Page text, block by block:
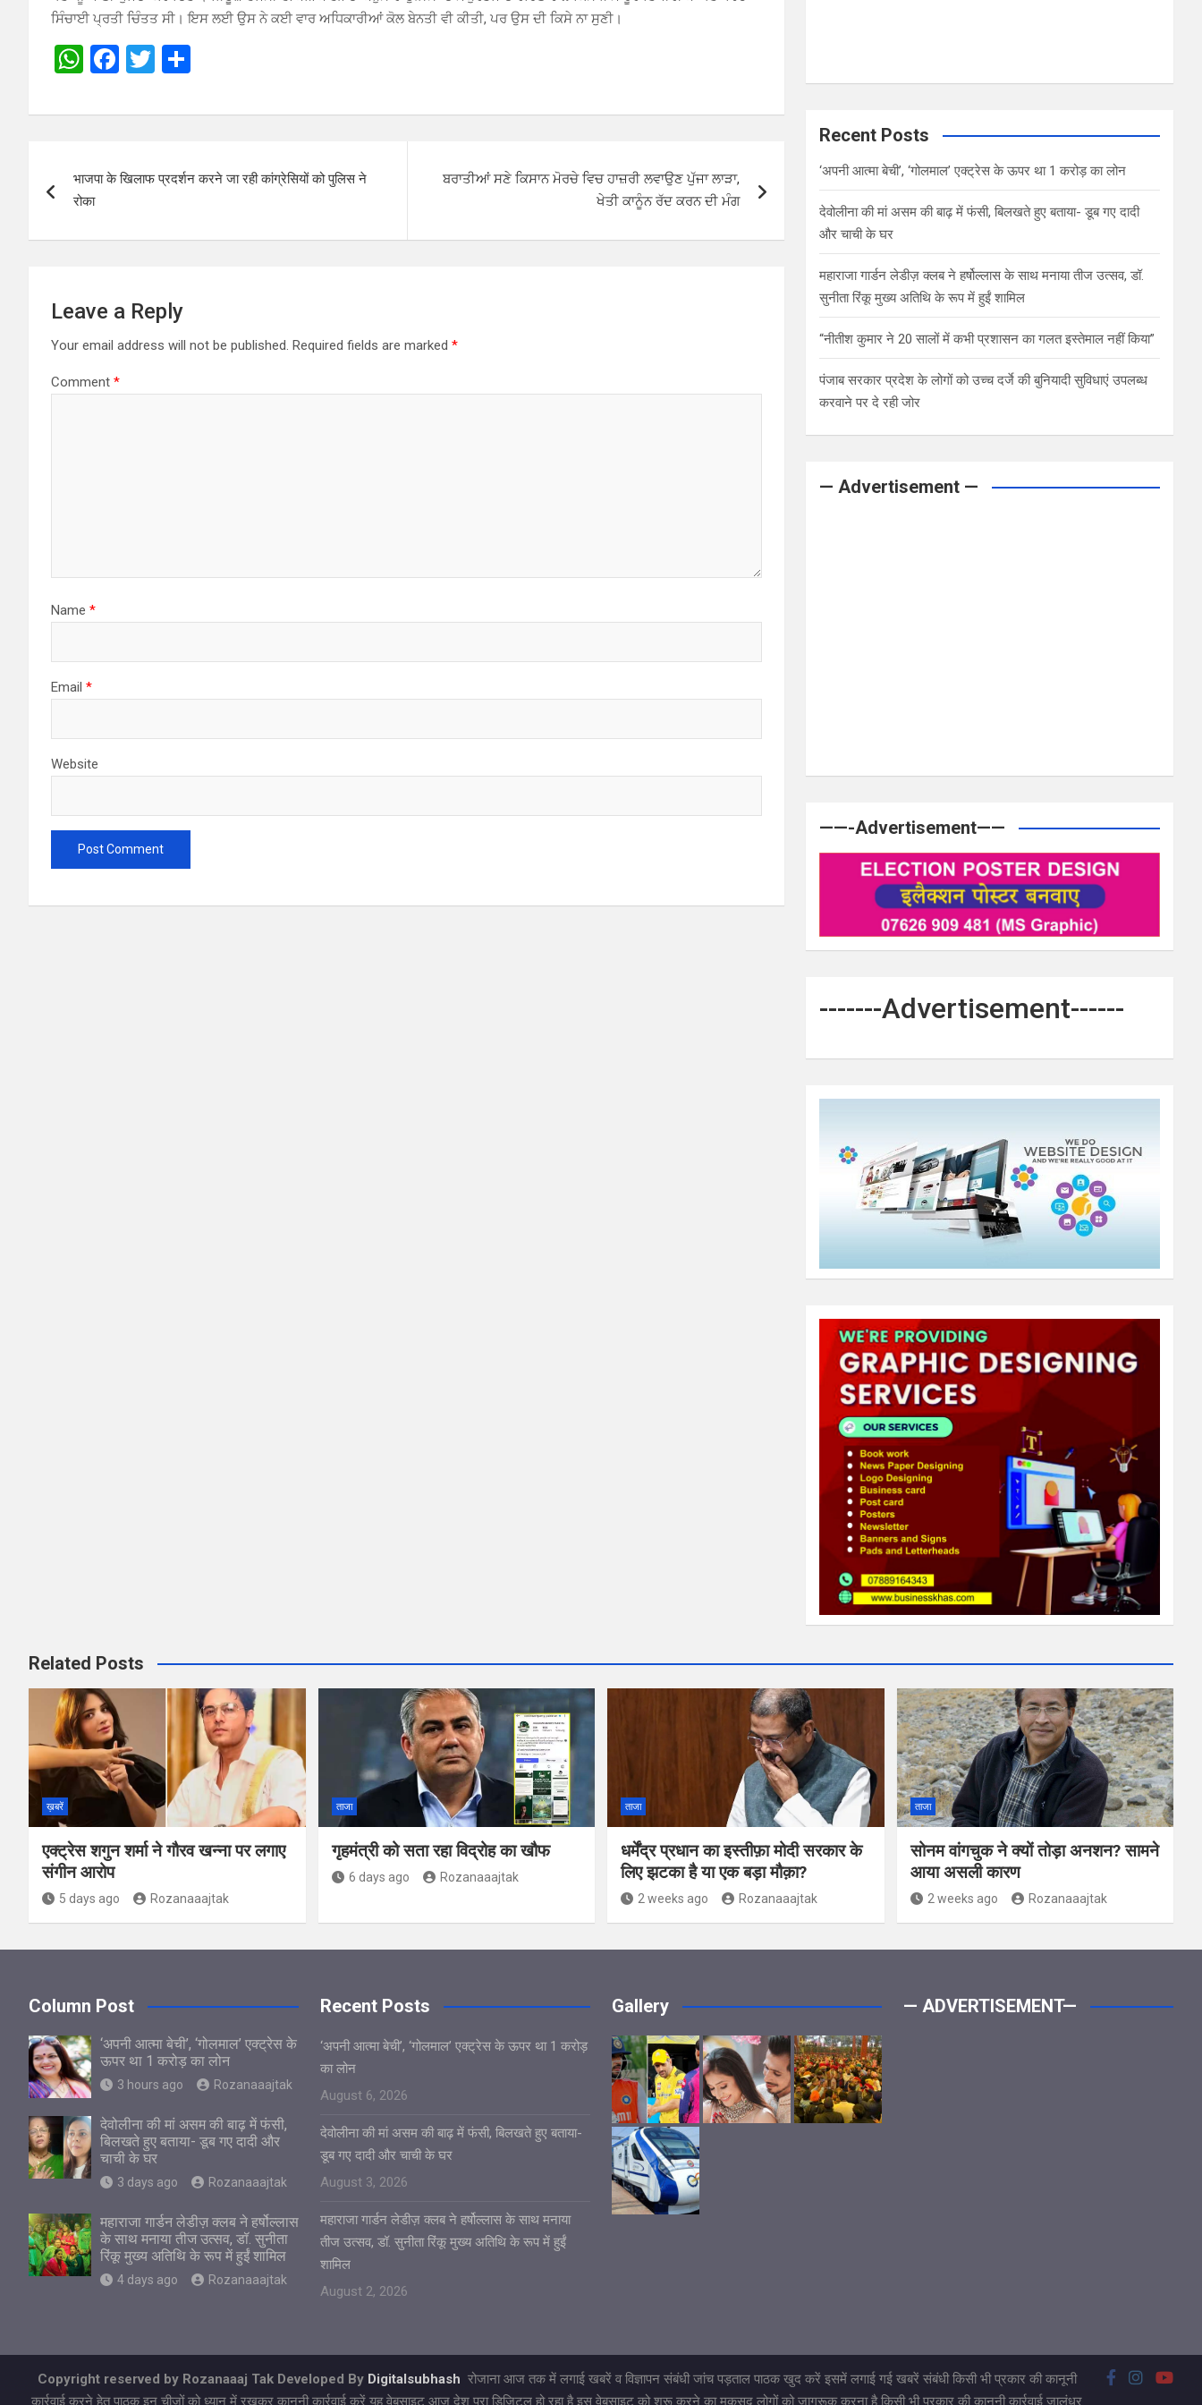
ਸਿੰਚਾਈ ਪ੍ਰਤੀ ਚਿੰਤਤ ਸੀ। ਇਸ ਲਈ ਉਸ ਨੇ ਕਈ ਵਾਰ ਅਧਿਕਾਰੀਆਂ ਕੋਲ ਬੇਨਤੀ ਵੀ ਕੀਤੀ, ਪਰ ਉਸ ਦੀ ਕਿਸੇ ਨਾ ਸੁਣੀ।
W
at
A
p
p
F
ce
o
k
T
tt ar
navigation
भाजपा के खिलाफ प्रदर्शन करने जा रही कांग्रेसियों को पुलिस ने
रोका
ਬਰਾਤੀਆਂ ਸਣੇ ਕਿਸਾਨ ਮੋਰਚੇ ਵਿਚ ਹਾਜ਼ਰੀ ਲਵਾਉਣ ਪੁੱਜਾ ਲਾੜਾ,
ਖੇਤੀ ਕਾਨੂੰਨ ਰੱਦ ਕਰਨ ਦੀ ਮੰਗ
Leave a Reply
Your email address will not be published. Required fields are marked *
Comment *
Name *
Email *
Website
Recent Posts
‘अपनी आत्मा बेची’, ‘गोलमाल’ एक्ट्रेस के ऊपर था 1 करोड़ का लोन
देवोलीना की मां असम की बाढ़ में फंसी, बिलखते हुए बताया- डूब गए दादी
और चाची के घर
महाराजा गार्डन लेडीज़ क्लब ने हर्षोल्लास के साथ मनाया तीज उत्सव, डॉ.
सुनीता रिंकू मुख्य अतिथि के रूप में हुईं शामिल
“नीतीश कुमार ने 20 सालों में कभी प्रशासन का गलत इस्तेमाल नहीं किया”
पंजाब सरकार प्रदेश के लोगों को उच्च दर्जे की बुनियादी सुविधाएं उपलब्ध
करवाने पर दे रही जोर
— Advertisement —
——-Advertisement——
-------Advertisement------
Related Posts
ख़बरें
एक्ट्रेस शगुन शर्मा ने गौरव खन्ना पर लगाए
संगीन आरोप
5 days ago Rozanaaajtak
ताजा
गृहमंत्री को सता रहा विद्रोह का खौफ
6 days ago Rozanaaajtak
ताजा
धर्मेंद्र प्रधान का इस्तीफ़ा मोदी सरकार के
लिए झटका है या एक बड़ा मौक़ा?
2 weeks ago Rozanaaajtak
ताजा
सोनम वांगचुक ने क्यों तोड़ा अनशन? सामने
आया असली कारण
2 weeks ago Rozanaaajtak
Column Post
‘अपनी आत्मा बेची’, ‘गोलमाल’ एक्ट्रेस के
ऊपर था 1 करोड़ का लोन
3 hours ago Rozanaaajtak
देवोलीना की मां असम की बाढ़ में फंसी,
बिलखते हुए बताया- डूब गए दादी और
चाची के घर
3 days ago Rozanaaajtak
महाराजा गार्डन लेडीज़ क्लब ने हर्षोल्लास
के साथ मनाया तीज उत्सव, डॉ. सुनीता
रिंकू मुख्य अतिथि के रूप में हुईं शामिल
4 days ago Rozanaaajtak
Recent Posts
‘अपनी आत्मा बेची’, ‘गोलमाल’ एक्ट्रेस के ऊपर था 1 करोड़
का लोन
August 6, 2026
देवोलीना की मां असम की बाढ़ में फंसी, बिलखते हुए बताया-
डूब गए दादी और चाची के घर
August 3, 2026
महाराजा गार्डन लेडीज़ क्लब ने हर्षोल्लास के साथ मनाया
तीज उत्सव, डॉ. सुनीता रिंकू मुख्य अतिथि के रूप में हुईं
शामिल
August 2, 2026
Gallery — ADVERTISEMENT—
Copyright reserved by Rozanaaaj Tak Developed By Digitalsubhash रोजाना आज तक में लगाई खबरें व विज्ञापन संबंधी जांच पड़ताल पाठक खुद करें इसमें लगाई गई खबरें संबंधी किसी भी प्रकार की कानूनी
कार्रवाई करने हेतु पाठक इन चीजों को ध्यान में रखकर कानूनी कार्रवाई करें यह वेबसाइट आज देश पूरा डिजिटल हो रहा है इस वेबसाइट को शुरू करने का मकसद लोगों को जागरूक करना है किसी भी प्रकार की कानूनी कार्रवाई जालंधर